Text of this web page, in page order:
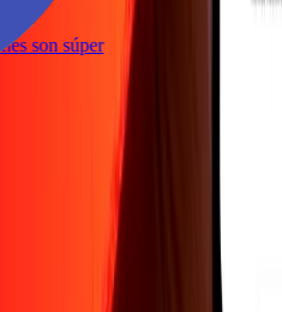
son súper